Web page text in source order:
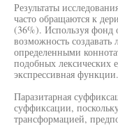
Результаты
часто обращаются к
(36%). Используя
возможность
определенными
подобных лексических
экспрессивная функции.
Паразитарная
суффиксации,
трансформацией,